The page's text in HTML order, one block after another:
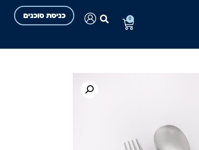
כניסת סוכנים 0